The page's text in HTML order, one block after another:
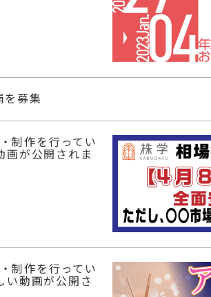
を募集
制作を行ってい
画が公開されま
制作を行ってい
い動画が公開さ